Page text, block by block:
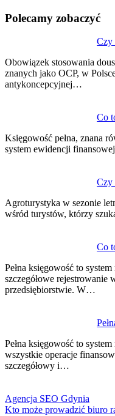
Polecamy zobaczyć
Czy
Obowiązek stosowania
znanych jako OCP, w
antykoncepcyjnej…
Co
Księgowość pełna, znana
system ewidencji
Czy
Agroturystyka w sezonie
wśród turystów, którzy
Co
Pełna księgowość to
szczegółowe
przedsiębiorstwie. W…
Pełna księgowość to
wszystkie operacje
szczegółowy i…
wpisu
Agencja SEO Gdynia
Kto może prowadzić biuro